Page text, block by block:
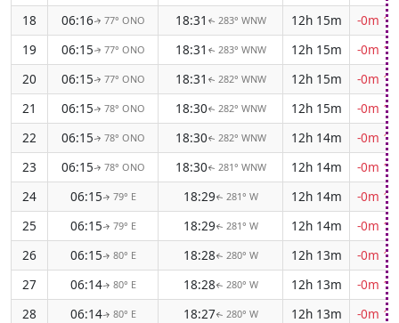
18
06:16↑ 77° ONO 18:31 ↑ 283° WNW 12h 15m
-0m
19
06:15↑ 77° ONO 18:31 ↑ 283° WNW 12h 15m
-0m
20
06:15↑ 77° ONO 18:31 ↑ 282° WNW 12h 15m
-0m
21
06:15↑ 78° ONO 18:30↑ 282° WNW 12h 15m
-0m
22
06:15↑ 78° ONO 18:30↑ 282° WNW 12h 14m
-0m
23
06:15↑ 78° ONO 18:30↑ 281° WNW 12h 14m
-0m
24
06:15↑ 79° E 18:29↑ 281° W 12h 14m
-0m
25
06:15↑ 79° E 18:29↑ 281° W 12h 14m
-0m
26
06:15↑ 80° E 18:28↑ 280° W 12h 13m
-0m
27
06:14↑ 80° E 18:28↑ 280° W 12h 13m
-0m
28
06:14↑ 80° E 18:27↑ 280° W 12h 13m
-0m